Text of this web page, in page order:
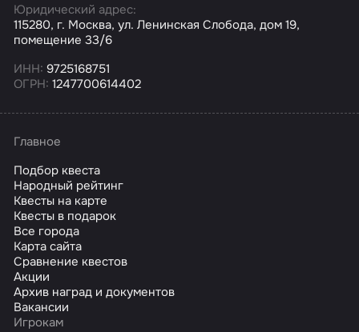
Юридический адрес:
115280, г. Москва, ул. Ленинская Слобода, дом 19,
помещение 33/6
ИНН: 9725168751
ОГРН: 1247700614402
Главное
Подбор квеста
Народный рейтинг
Квесты на карте
Квесты в подарок
Все города
Карта сайта
Сравнение квестов
Акции
Архив наград и документов
Вакансии
Игрокам